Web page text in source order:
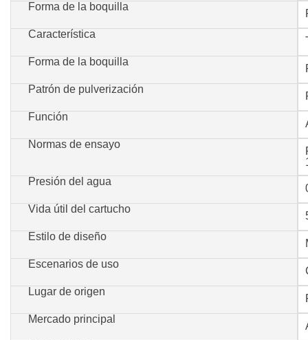
Forma de la boquilla
Característica
Forma de la boquilla
Patrón de pulverización
Función
Normas de ensayo
Presión del agua
Vida útil del cartucho
Estilo de diseño
Escenarios de uso
Lugar de origen
Mercado principal